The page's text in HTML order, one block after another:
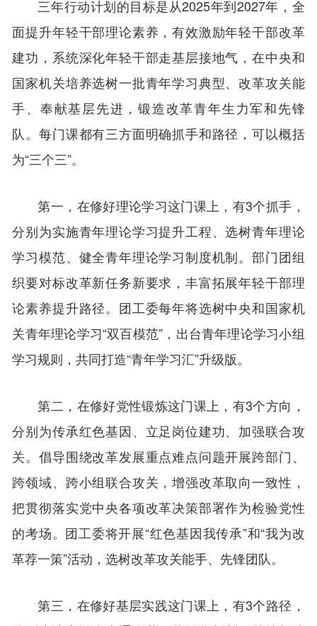
三年行动计划的目标是从2025年到2027年，全
面提升年轻干部理论素养，有效激励年轻干部改革
建功，系统深化年轻干部走基层接地气，在中央和
国家机关培养选树一批青年学习典型、改革攻关能
手、奉献基层先进，锻造改革青年生力军和先锋
队。每门课都有三方面明确抓手和路径，可以概括
为“三个三”。
第一，在修好理论学习这门课上，有3个抓手，
分别为实施青年理论学习提升工程、选树青年理论
学习模范、健全青年理论学习制度机制。部门团组
织要对标改革新任务新要求，丰富拓展年轻干部理
论素养提升路径。团工委每年将选树中央和国家机
关青年理论学习“双百模范”，出台青年理论学习小组
学习规则，共同打造“青年学习汇”升级版。
第二，在修好党性锻炼这门课上，有3个方向，
分别为传承红色基因、立足岗位建功、加强联合攻
关。倡导围绕改革发展重点难点问题开展跨部门、
跨领域、跨小组联合攻关，增强改革取向一致性，
把贯彻落实党中央各项改革决策部署作为检验党性
的考场。团工委将开展“红色基因我传承”和“我为改
革荐一策”活动，选树改革攻关能手、先锋团队。
第三，在修好基层实践这门课上，有3个路径，